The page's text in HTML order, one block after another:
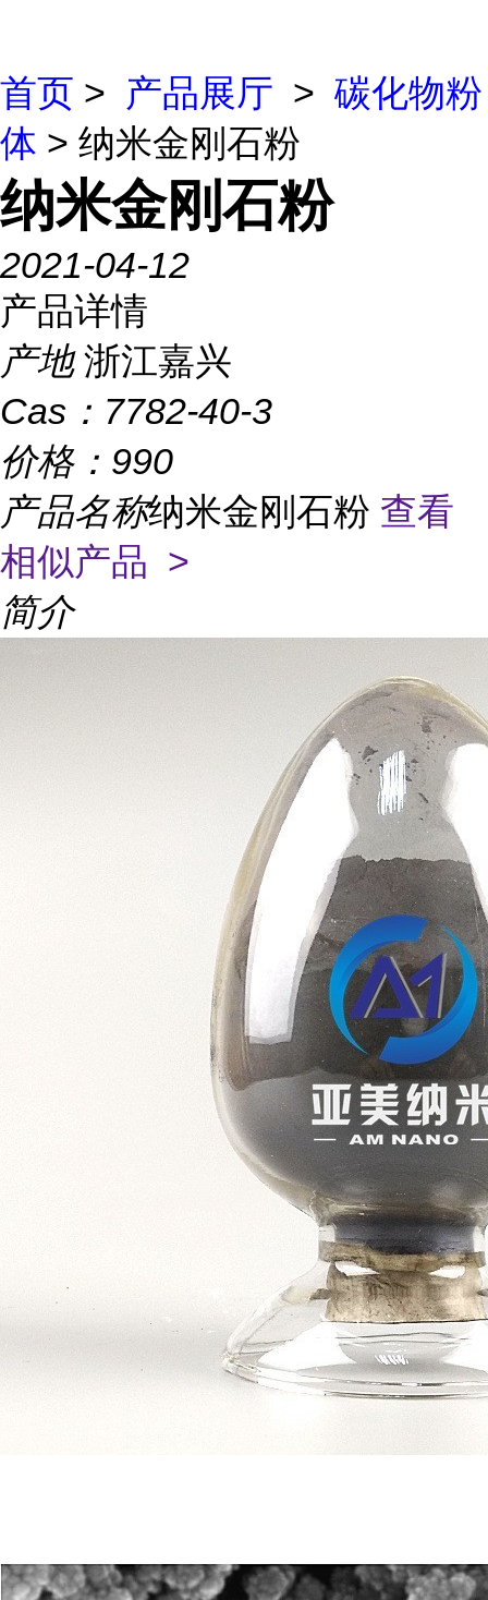
首页 > 产品展厅 > 碳化物粉
体 > 纳米金刚石粉
纳米金刚石粉
2021-04-12
产品详情
产地 浙江嘉兴
Cas： 7782-40-3
价格： 990
产品名称纳米金刚石粉 查看
相似产品 >
简介